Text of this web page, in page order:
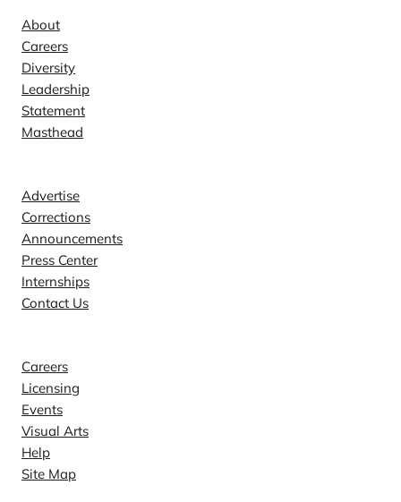
About
Careers
Diversity
Leadership
Statement
Masthead
Advertise
Corrections
Announcements
Press Center
Internships
Contact Us
Careers
Licensing
Events
Visual Arts
Help
Site Map